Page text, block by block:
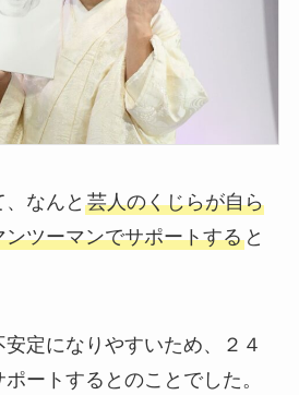
なんと 芸人のくじらが自ら
ツーマンでサポートすると
定になりやすいため、２４
ートするとのことでした。